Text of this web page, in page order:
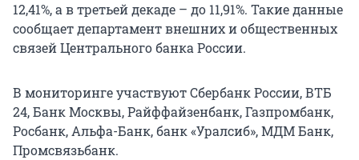
12,41%, а в третьей декаде – до 11,91%. Такие данные
сообщает департамент внешних и общественных
связей Центрального банка России.
В мониторинге участвуют Cбербанк России, ВТБ
24, Банк Москвы, Райффайзенбанк, Газпромбанк,
Росбанк, Альфа-Банк, банк «Уралсиб», МДМ Банк,
Промсвязьбанк.